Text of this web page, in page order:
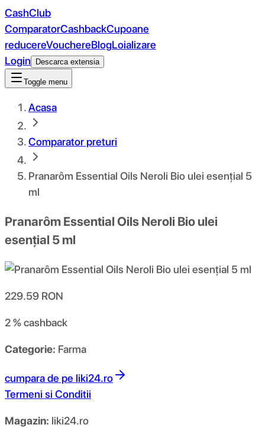
CashClub
ComparatorCashbackCupoane
reducereVouchereBlogLoializare
Login
Descarca extensia
Toggle menu
Acasa
Comparator preturi
Pranarôm Essential Oils Neroli Bio ulei esențial 5
ml
Pranarôm Essential Oils Neroli Bio ulei
esențial 5 ml
229.59 RON
2 %cashback
Categorie: Farma
cumpara de pe liki24.ro
Termeni si Conditii
Magazin: liki24.ro